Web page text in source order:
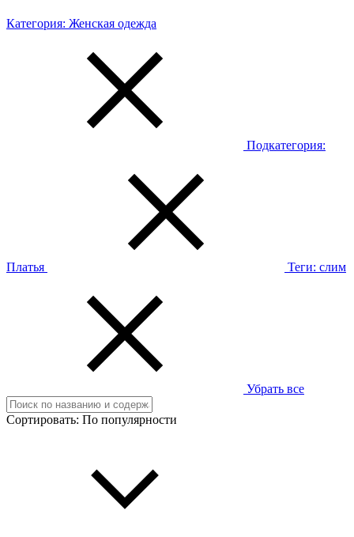
Категория: Женская одежда
Подкатегория:
Платья Теги: слим
Убрать все
Сортировать: По популярности